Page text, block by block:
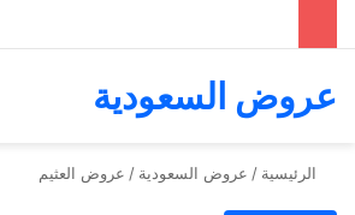
عروض السعودية
الرئيسية / عروض السعودية / عروض العثيم